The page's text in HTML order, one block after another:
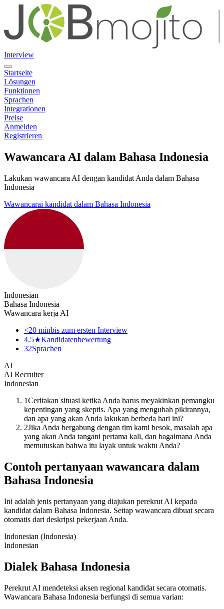
Interview
Startseite
Lösungen
Funktionen
Sprachen
Integrationen
Preise
Anmelden
Registrieren
Wawancara AI dalam Bahasa Indonesia
Lakukan wawancara AI dengan kandidat Anda dalam Bahasa
Indonesia
Wawancarai kandidat dalam Bahasa Indonesia
Indonesian
Bahasa Indonesia
Wawancara kerja AI
<20 minbis zum ersten Interview
4.5★Kandidatenbewertung
32Sprachen
AI
AI Recruiter
Indonesian
1Ceritakan situasi ketika Anda harus meyakinkan pemangku
kepentingan yang skeptis. Apa yang mengubah pikirannya,
dan apa yang akan Anda lakukan berbeda hari ini?
2Jika Anda bergabung dengan tim kami besok, masalah apa
yang akan Anda tangani pertama kali, dan bagaimana Anda
memutuskan bahwa itu layak untuk waktu Anda?
Contoh pertanyaan wawancara dalam
Bahasa Indonesia
Ini adalah jenis pertanyaan yang diajukan perekrut AI kepada
kandidat dalam Bahasa Indonesia. Setiap wawancara dibuat secara
otomatis dari deskripsi pekerjaan Anda.
Indonesian (Indonesia)
Indonesian
Dialek Bahasa Indonesia
Perekrut AI mendeteksi aksen regional kandidat secara otomatis.
Wawancara Bahasa Indonesia berfungsi di semua varian: